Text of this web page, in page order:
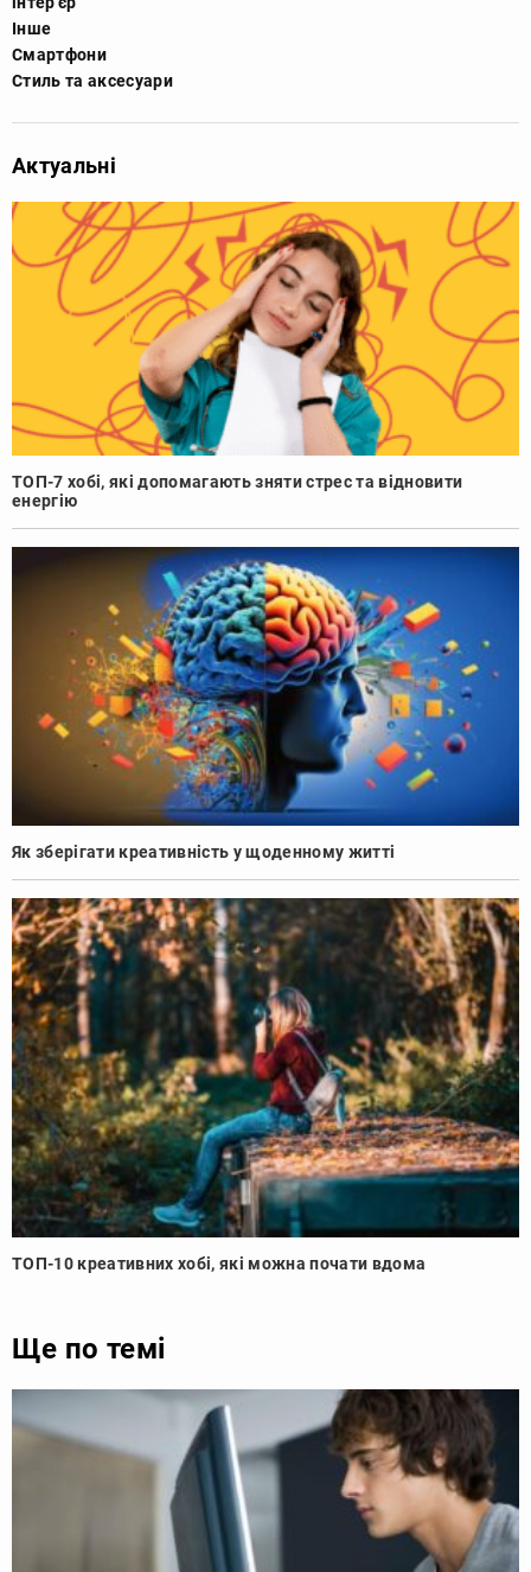
Інше
Смартфони
Стиль та аксесуари
Актуальні
ТОП-7 хобі, які допомагають зняти стрес та відновити
енергію
Як зберігати креативність у щоденному житті
ТОП-10 креативних хобі, які можна почати вдома
Ще по темі